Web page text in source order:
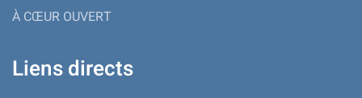
À CŒUR OUVERT
Liens directs